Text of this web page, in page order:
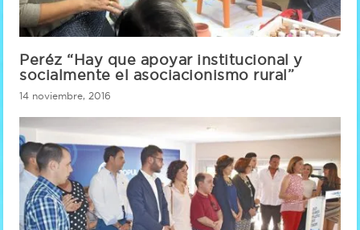
Peréz “Hay que apoyar institucional y
socialmente el asociacionismo rural”
14 noviembre, 2016